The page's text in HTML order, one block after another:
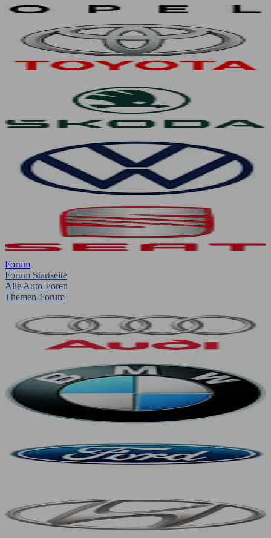
Forum
Forum Startseite
Alle Auto-Foren
Themen-Forum